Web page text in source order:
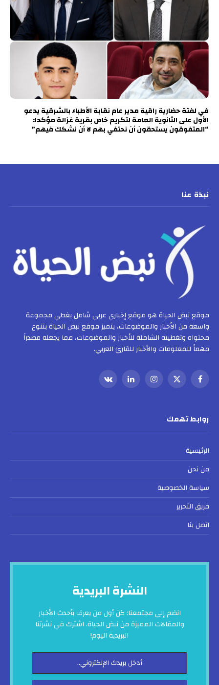
في لفتة حضارية راقية مدير عام نقابة الأطباء بالشرقية يدعو
الأول على الثانوية العامة لتكريم خاص بقرية غزالة مؤكدا:
“المتفوقون يستحقون أن نحتفي بهم لا أن نشكك فيهم”
نبذة عنا
موقع نبض الحياة هو موقع إخباري عربي شامل يغطي مجموعة
واسعة من الأخبار والموضوعات، يتميز موقع نبض الحياة بتنوع
محتواه وتغطيته الشاملة للأخبار والموضوعات، مما يجعله مصدراً
مهماً للمعلومات والأخبار للقارئ العربي.
فيسبوك
X
الانستغراملينكدإنVKontakte
روابط تهمك
الرئيسية
من نحن
سياسة الخصوصية
فريق التحرير
اتصل بنا
النشرة البريدية
انضم إلى مجتمعنا: كن أول من يعرف بأحدث الأخبار
والمقالات المميزة من نبض الحياة. اشترك في نشرتنا
البريدية اليوم!